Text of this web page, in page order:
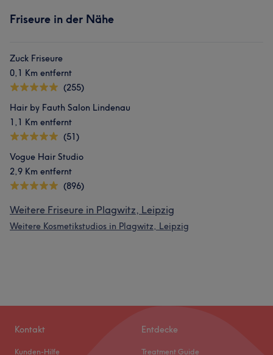
Friseure in der Nähe
Zuck Friseure
0,1 Km entfernt
(255)
Hair by Fauth Salon Lindenau
1,1 Km entfernt
(51)
Vogue Hair Studio
2,9 Km entfernt
(896)
Weitere Friseure in Plagwitz, Leipzig
Weitere Kosmetikstudios in Plagwitz, Leipzig
Kontakt
Kunden-Hilfe
Entdecke
Treatment Guide